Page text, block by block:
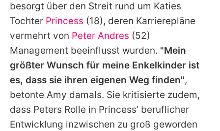
besorgt über den Streit rund um Katies
Tochter Princess (18), deren Karrierepläne
vermehrt von Peter Andres (52)
Management beeinflusst wurden. "Mein
größter Wunsch für meine Enkelkinder ist
es, dass sie ihren eigenen Weg finden",
betonte Amy damals. Sie kritisierte zudem,
dass Peters Rolle in Princess’ beruflicher
Entwicklung inzwischen zu groß geworden